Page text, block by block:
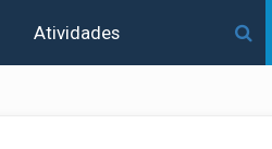
Atividades